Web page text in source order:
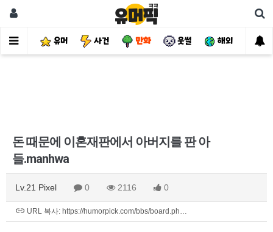
유머 사건 만화 웃썰 해외 핫
돈 때문에 이혼재판에서 아버지를 판 아
들.manhwa
Lv.21 Pixel 0 2116 0
URL 복사: https://humorpick.com/bbs/board.ph…